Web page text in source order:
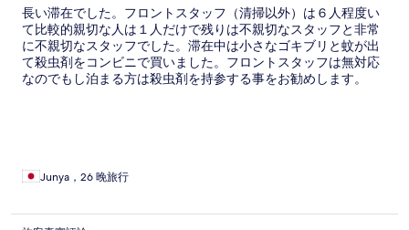
長い滞在でした。フロントスタッフ（清掃以外）は６人程度い
て比較的親切な人は１人だけで残りは不親切なスタッフと非常
に不親切なスタッフでした。滞在中は小さなゴキブリと蚊が出
て殺虫剤をコンビニで買いました。フロントスタッフは無対応
なのでもし泊まる方は殺虫剤を持参する事をお勧めします。
Junya，26 晚旅行